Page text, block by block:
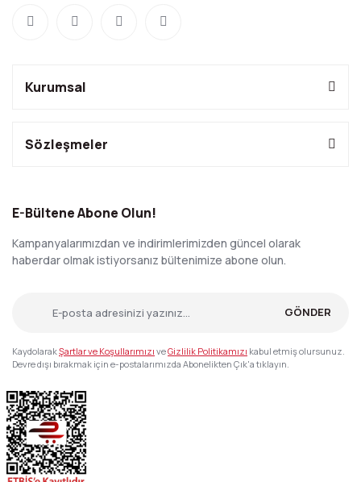
Kurumsal
Sözleşmeler
E-Bültene Abone Olun!
Kampanyalarımızdan ve indirimlerimizden güncel olarak
haberdar olmak istiyorsanız bültenimize abone olun.
GÖNDER
KaydolarakŞartlar ve Koşullarımızı veGizlilik Politikamızı kabul etmiş olursunuz.
Devre dışı bırakmak için e-postalarımızda Abonelikten Çık'a tıklayın.